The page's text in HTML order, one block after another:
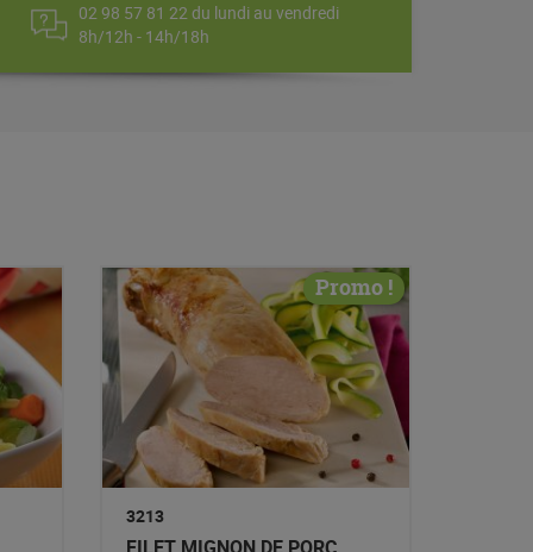
02 98 57 81 22 du lundi au vendredi
8h/12h - 14h/18h
Promo !
3213